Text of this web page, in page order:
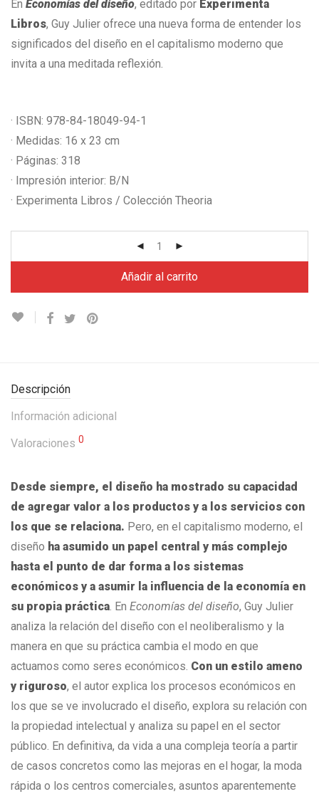
En Economías del diseño, editado por Experimenta
Libros, Guy Julier ofrece una nueva forma de entender los
significados del diseño en el capitalismo moderno que
invita a una meditada reflexión.
· ISBN: 978-84-18049-94-1
· Medidas: 16 x 23 cm
· Páginas: 318
· Impresión interior: B/N
· Experimenta Libros / Colección Theoria
Añadir al carrito
Descripción
Información adicional
Valoraciones 0
Desde siempre, el diseño ha mostrado su capacidad
de agregar valor a los productos y a los servicios con
los que se relaciona. Pero, en el capitalismo moderno, el
diseño ha asumido un papel central y más complejo
hasta el punto de dar forma a los sistemas
económicos y a asumir la influencia de la economía en
su propia práctica. En Economías del diseño, Guy Julier
analiza la relación del diseño con el neoliberalismo y la
manera en que su práctica cambia el modo en que
actuamos como seres económicos. Con un estilo ameno
y riguroso, el autor explica los procesos económicos en
los que se ve involucrado el diseño, explora su relación con
la propiedad intelectual y analiza su papel en el sector
público. En definitiva, da vida a una compleja teoría a partir
de casos concretos como las mejoras en el hogar, la moda
rápida o los centros comerciales, asuntos aparentemente